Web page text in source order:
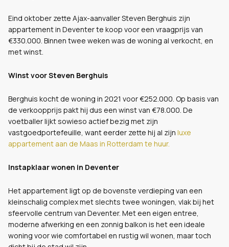
Eind oktober zette Ajax-aanvaller Steven Berghuis zijn
appartement in Deventer te koop voor een vraagprijs van
€330.000. Binnen twee weken was de woning al verkocht, en
met winst.
Winst voor Steven Berghuis
Berghuis kocht de woning in 2021 voor €252.000. Op basis van
de verkoopprijs pakt hij dus een winst van €78.000. De
voetballer lijkt sowieso actief bezig met zijn
vastgoedportefeuille, want eerder zette hij al zijn luxe
appartement aan de Maas in Rotterdam te huur.
Instapklaar wonen in Deventer
Het appartement ligt op de bovenste verdieping van een
kleinschalig complex met slechts twee woningen, vlak bij het
sfeervolle centrum van Deventer. Met een eigen entree,
moderne afwerking en een zonnig balkon is het een ideale
woning voor wie comfortabel en rustig wil wonen, maar toch